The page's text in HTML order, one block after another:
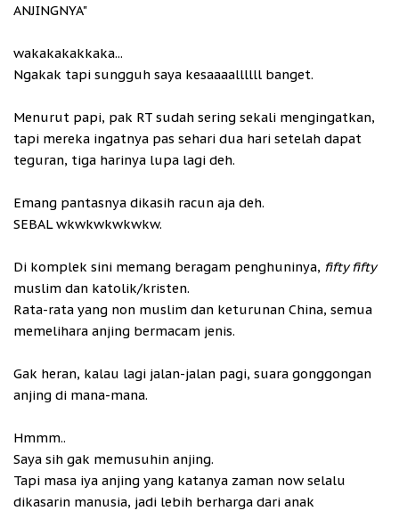
ANJINGNYA"
wakakakakkaka...
Ngakak tapi sungguh saya kesaaaallllll banget.
Menurut papi, pak RT sudah sering sekali mengingatkan,
tapi mereka ingatnya pas sehari dua hari setelah dapat
teguran, tiga harinya lupa lagi deh.
Emang pantasnya dikasih racun aja deh.
SEBAL wkwkwkwkwkw.
Di komplek sini memang beragam penghuninya, fifty fifty
muslim dan katolik/kristen.
Rata-rata yang non muslim dan keturunan China, semua
memelihara anjing bermacam jenis.
Gak heran, kalau lagi jalan-jalan pagi, suara gonggongan
anjing di mana-mana.
Hmmm..
Saya sih gak memusuhin anjing.
Tapi masa iya anjing yang katanya zaman now selalu
dikasarin manusia, jadi lebih berharga dari anak